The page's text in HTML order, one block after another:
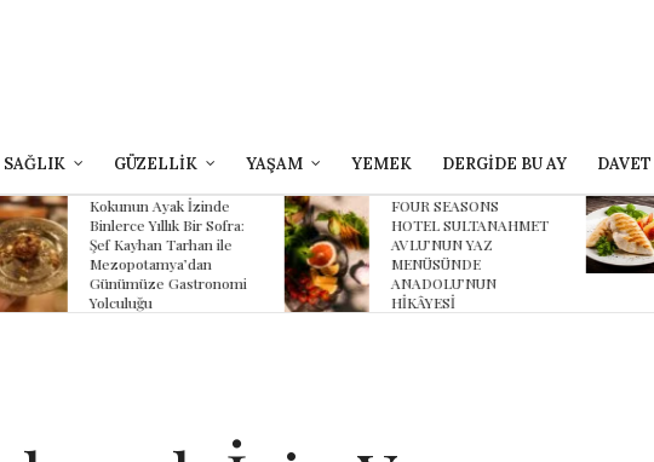
SAĞLIK GÜZELLİK YAŞAM YEMEK DERGIDE BU AY DAVET
FOUR SEASONS
HOTEL SULTANAHMET
AVLU’NUN YAZ
MENÜSÜNDE
ANADOLU’NUN
HİKÂYESİ
BESİN
ZEHİRLENMESİNE
KARŞI 12 KRİTİK
KURAL!